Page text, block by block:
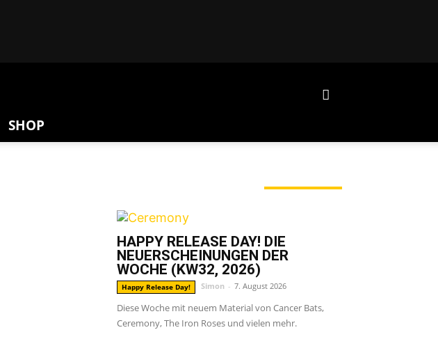
SHOP
HAPPY RELEASE DAY! DIE
NEUERSCHEINUNGEN DER
WOCHE (KW32, 2026)
Happy Release Day! Simon - 7. August 2026
Diese Woche mit neuem Material von Cancer Bats,
Ceremony, The Iron Roses und vielen mehr.